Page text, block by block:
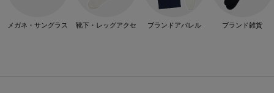
メガネ・サングラス 靴下・レッグアクセ ブランドアパレル ブランド雑貨